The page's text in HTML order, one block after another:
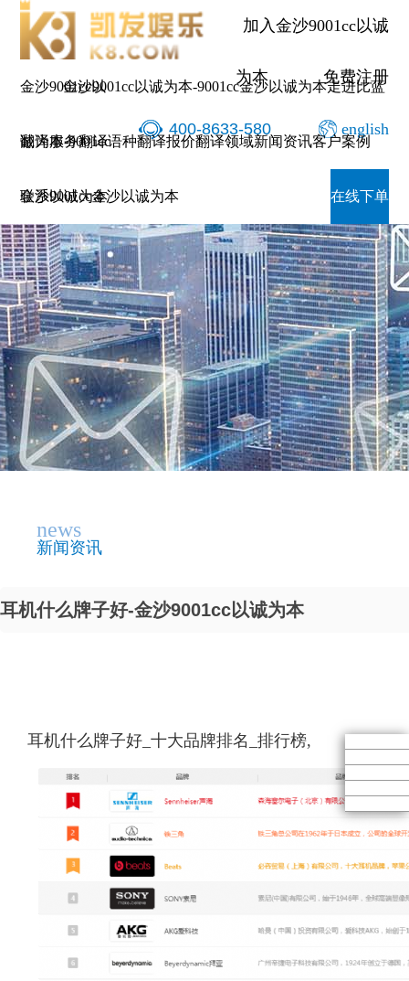
加入金沙9001cc以诚
为本 免费注册
400-8633-580 english
金沙9001cc以
诚为本-9001cc
金沙以诚为本
金沙9001cc以诚为本-9001cc金沙以诚为本走进比蓝
翻译服务翻译语种翻译报价翻译领域新闻资讯客户案例
联系9001cc金沙以诚为本 在线下单
news
新闻资讯
耳机什么牌子好-金沙9001cc以诚为本
耳机什么牌子好_十大品牌排名_排行榜,